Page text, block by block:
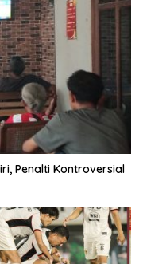
Penalti Kontroversial